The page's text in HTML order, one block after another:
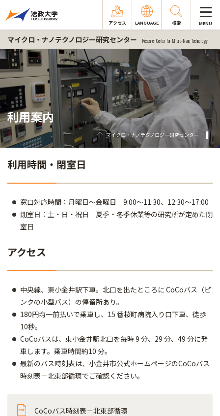
アクセス LANGUAGE 検索 MENU
マイクロ・ナノテクノロジー研究センター Research Center for Micro-Nano Technology
利用案内
マイクロ・ナノテクノロジー研究センター
利用時間・閉室日
窓口対応時間：月曜日～金曜日 9:00～11:30、12:30～17:00
閉室日：土・日・祝日 夏季・冬季休業等の研究所が定めた閉
室日
アクセス
中央線、東小金井駅下車。北口を出たところに CoCoバス（ピ
ンクの小型バス）の停留所あり。
180円均一前払いで乗車し、15 番桜町病院入り口下車、徒歩
10秒。
CoCoバスは、東小金井駅北口を毎時 9 分、29 分、49 分に発
車します。乗車時間約10 分。
最新のバス時刻表は、小金井市公式ホームページのCoCoバス
時刻表－北東部循環でご確認ください。
CoCoバス時刻表－北東部循環